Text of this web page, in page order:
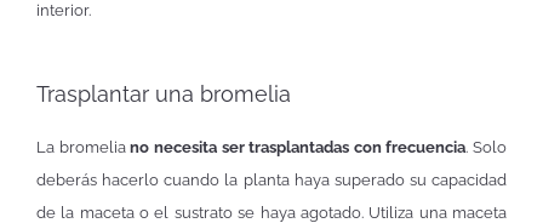
interior.
Trasplantar una bromelia
La bromeliano necesita ser trasplantadas con frecuencia. Solo
deberás hacerlo cuando la planta haya superado su capacidad
de la maceta o el sustrato se haya agotado. Utiliza una maceta